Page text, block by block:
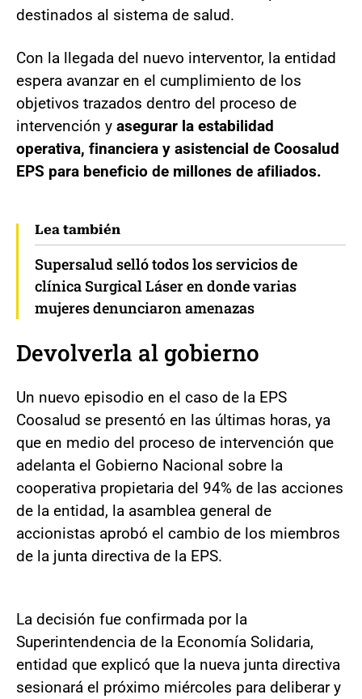
destinados al sistema de salud.
Con la llegada del nuevo interventor, la entidad
espera avanzar en el cumplimiento de los
objetivos trazados dentro del proceso de
intervención y asegurar la estabilidad
operativa, financiera y asistencial de Coosalud
EPS para beneficio de millones de afiliados.
Lea también
Supersalud selló todos los servicios de
clínica Surgical Láser en donde varias
mujeres denunciaron amenazas
Devolverla al gobierno
Un nuevo episodio en el caso de la EPS
Coosalud se presentó en las últimas horas, ya
que en medio del proceso de intervención que
adelanta el Gobierno Nacional sobre la
cooperativa propietaria del 94% de las acciones
de la entidad, la asamblea general de
accionistas aprobó el cambio de los miembros
de la junta directiva de la EPS.
La decisión fue confirmada por la
Superintendencia de la Economía Solidaria,
entidad que explicó que la nueva junta directiva
sesionará el próximo miércoles para deliberar y